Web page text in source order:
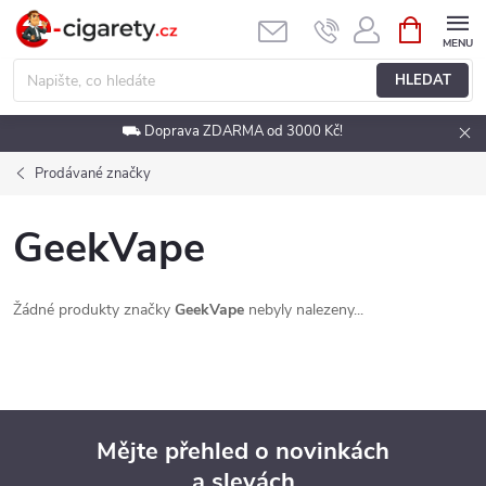
Přejít
obsah
HLEDAT
NÁKUPNÍ
KOŠÍK
⛟ Doprava ZDARMA od 3000 Kč!
Prodávané značky
GeekVape
Žádné produkty značky GeekVape nebyly nalezeny...
Mějte přehled o novinkách